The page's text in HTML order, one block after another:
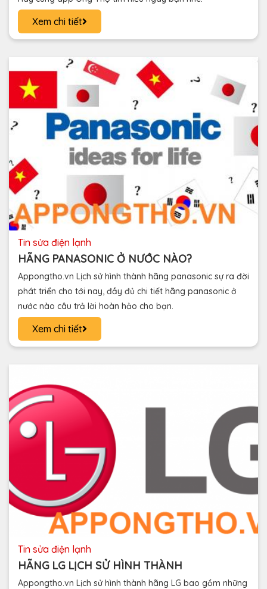
Xem chi tiết
tin sửa điện lạnh
HÃNG PANASONIC Ở NƯỚC NÀO?
Appongtho.vn Lịch sử hình thành hãng panasonic sự ra đời
phát triển cho tới nay, đầy đủ chi tiết hãng panasonic ở
nước nào câu trả lời hoàn hảo cho bạn.
Xem chi tiết
tin sửa điện lạnh
HÃNG LG LỊCH SỬ HÌNH THÀNH
Appongtho.vn Lịch sử hình thành hãng LG bao gồm những